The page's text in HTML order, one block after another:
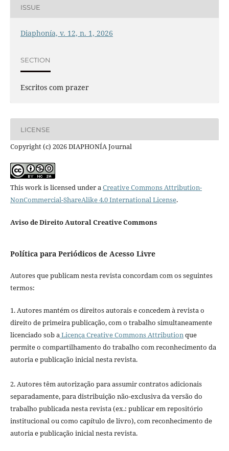
ISSUE
Diaphonía, v. 12, n. 1, 2026
SECTION
Escritos com prazer
LICENSE
Copyright (c) 2026 DIAPHONÍA Journal
This work is licensed under aCreative Commons Attribution-
NonCommercial-ShareAlike 4.0 International License.
Aviso de Direito Autoral Creative Commons
Política para Periódicos de Acesso Livre
Autores que publicam nesta revista concordam com os seguintes
termos:
1. Autores mantém os direitos autorais e concedem à revista o
direito de primeira publicação, com o trabalho simultaneamente
licenciado sob aLicença Creative Commons Attributionque
permite o compartilhamento do trabalho com reconhecimento da
autoria e publicação inicial nesta revista.
2. Autores têm autorização para assumir contratos adicionais
separadamente, para distribuição não-exclusiva da versão do
trabalho publicada nesta revista (ex.: publicar em repositório
institucional ou como capítulo de livro), com reconhecimento de
autoria e publicação inicial nesta revista.